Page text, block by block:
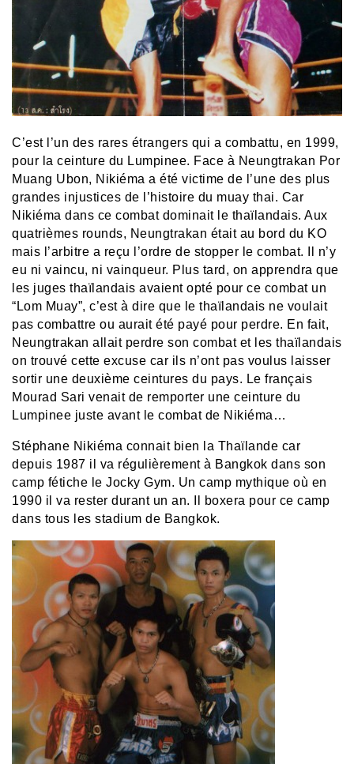
C’est l’un des rares étrangers qui a combattu, en 1999,
pour la ceinture du Lumpinee. Face à Neungtrakan Por
Muang Ubon, Nikiéma a été victime de l’une des plus
grandes injustices de l’histoire du muay thai. Car
Nikiéma dans ce combat dominait le thaïlandais. Aux
quatrièmes rounds, Neungtrakan était au bord du KO
mais l’arbitre a reçu l’ordre de stopper le combat. Il n’y
eu ni vaincu, ni vainqueur. Plus tard, on apprendra que
les juges thaïlandais avaient opté pour ce combat un
“Lom Muay”, c’est à dire que le thaïlandais ne voulait
pas combattre ou aurait été payé pour perdre. En fait,
Neungtrakan allait perdre son combat et les thaïlandais
on trouvé cette excuse car ils n’ont pas voulus laisser
sortir une deuxième ceintures du pays. Le français
Mourad Sari venait de remporter une ceinture du
Lumpinee juste avant le combat de Nikiéma…
Stéphane Nikiéma connait bien la Thaïlande car
depuis 1987 il va régulièrement à Bangkok dans son
camp fétiche le Jocky Gym. Un camp mythique où en
1990 il va rester durant un an. Il boxera pour ce camp
dans tous les stadium de Bangkok.